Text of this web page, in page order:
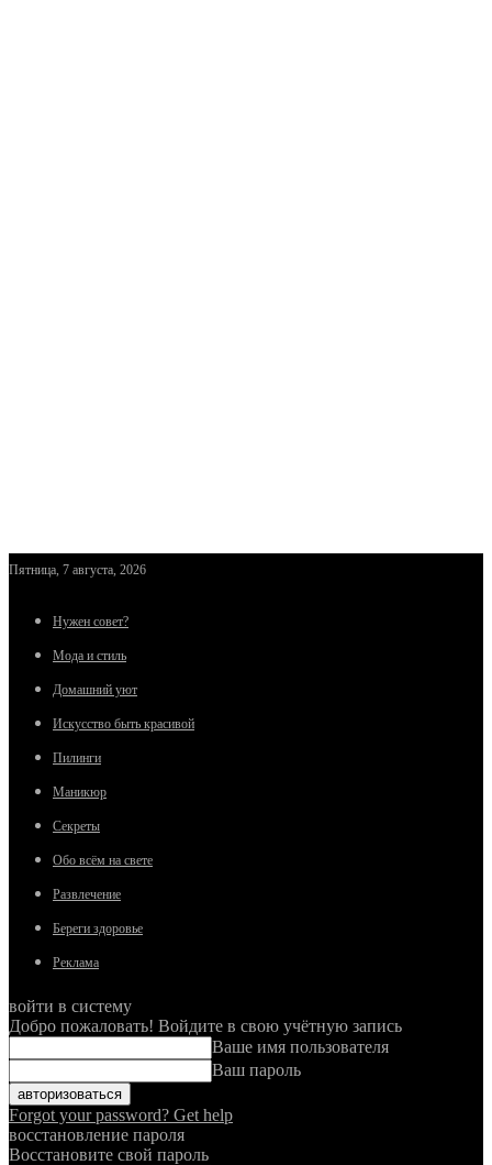
Пятница, 7 августа, 2026
Нужен совет?
Мода и стиль
Домашний уют
Искусство быть красивой
Пилинги
Маникюр
Секреты
Обо всём на свете
Развлечение
Береги здоровье
Реклама
войти в систему
Добро пожаловать! Войдите в свою учётную запись
Ваше имя пользователя
Ваш пароль
Forgot your password? Get help
восстановление пароля
Восстановите свой пароль